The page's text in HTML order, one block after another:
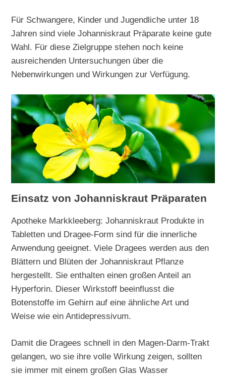
Für Schwangere, Kinder und Jugendliche unter 18
Jahren sind viele Johanniskraut Präparate keine gute
Wahl. Für diese Zielgruppe stehen noch keine
ausreichenden Untersuchungen über die
Nebenwirkungen und Wirkungen zur Verfügung.
Einsatz von Johanniskraut Präparaten
Apotheke Markkleeberg: Johanniskraut Produkte in
Tabletten und Dragee-Form sind für die innerliche
Anwendung geeignet. Viele Dragees werden aus den
Blättern und Blüten der Johanniskraut Pflanze
hergestellt. Sie enthalten einen großen Anteil an
Hyperforin. Dieser Wirkstoff beeinflusst die
Botenstoffe im Gehirn auf eine ähnliche Art und
Weise wie ein Antidepressivum.
Damit die Dragees schnell in den Magen-Darm-Trakt
gelangen, wo sie ihre volle Wirkung zeigen, sollten
sie immer mit einem großen Glas Wasser